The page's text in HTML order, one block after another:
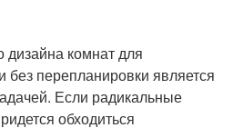
дизайна комнат для
без перепланировки является
Если радикальные
обходиться